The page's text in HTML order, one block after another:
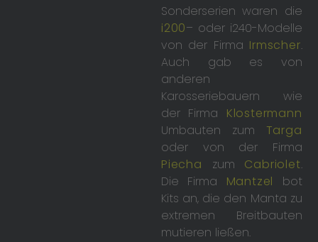
Sonderserien waren die
i200– oder i240-Modelle
von der Firma Irmscher.
Auch gab es von
anderen
Karosseriebauern wie
der Firma Klostermann
Umbauten zum Targa
oder von der Firma
Piecha zum Cabriolet.
Die Firma Mantzel bot
Kits an, die den Manta zu
extremen Breitbauten
mutieren ließen.